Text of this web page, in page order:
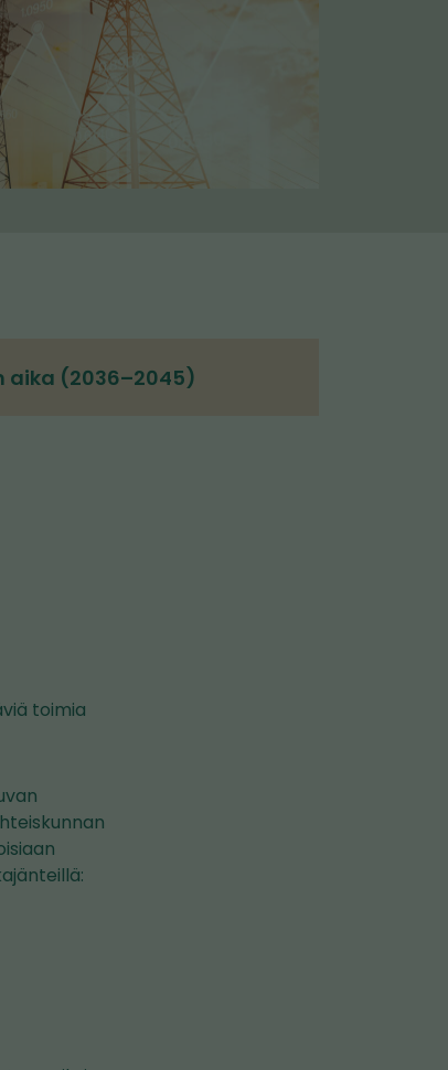
aika (2036–2045)
toimia